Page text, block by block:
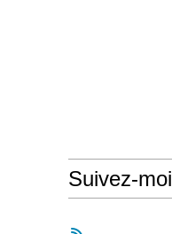
Suivez-moi